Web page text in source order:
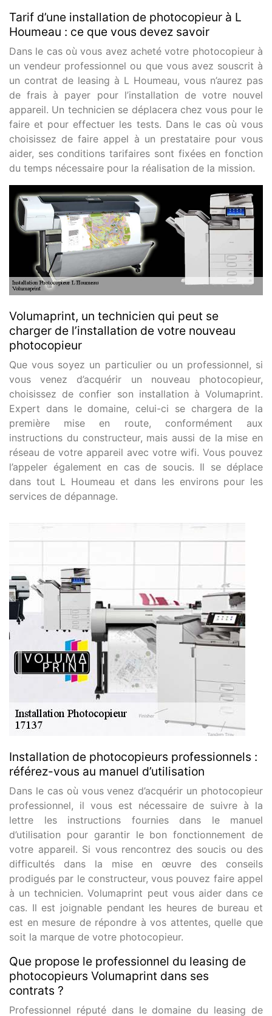
Tarif d’une installation de photocopieur à L
Houmeau : ce que vous devez savoir
Dans le cas où vous avez acheté votre photocopieur à
un vendeur professionnel ou que vous avez souscrit à
un contrat de leasing à L Houmeau, vous n’aurez pas
de frais à payer pour l’installation de votre nouvel
appareil. Un technicien se déplacera chez vous pour le
faire et pour effectuer les tests. Dans le cas où vous
choisissez de faire appel à un prestataire pour vous
aider, ses conditions tarifaires sont fixées en fonction
du temps nécessaire pour la réalisation de la mission.
Volumaprint, un technicien qui peut se
charger de l’installation de votre nouveau
photocopieur
Que vous soyez un particulier ou un professionnel, si
vous venez d’acquérir un nouveau photocopieur,
choisissez de confier son installation à Volumaprint.
Expert dans le domaine, celui-ci se chargera de la
première mise en route, conformément aux
instructions du constructeur, mais aussi de la mise en
réseau de votre appareil avec votre wifi. Vous pouvez
l’appeler également en cas de soucis. Il se déplace
dans tout L Houmeau et dans les environs pour les
services de dépannage.
Installation de photocopieurs professionnels :
référez-vous au manuel d’utilisation
Dans le cas où vous venez d’acquérir un photocopieur
professionnel, il vous est nécessaire de suivre à la
lettre les instructions fournies dans le manuel
d’utilisation pour garantir le bon fonctionnement de
votre appareil. Si vous rencontrez des soucis ou des
difficultés dans la mise en œuvre des conseils
prodigués par le constructeur, vous pouvez faire appel
à un technicien. Volumaprint peut vous aider dans ce
cas. Il est joignable pendant les heures de bureau et
est en mesure de répondre à vos attentes, quelle que
soit la marque de votre photocopieur.
Que propose le professionnel du leasing de
photocopieurs Volumaprint dans ses
contrats ?
Professionnel réputé dans le domaine du leasing de